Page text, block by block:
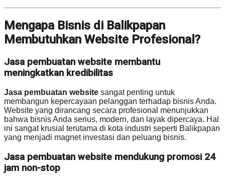
Mengapa Bisnis di Balikpapan
Membutuhkan Website Profesional?
Jasa pembuatan website membantu
meningkatkan kredibilitas
Jasa pembuatan website sangat penting untuk
membangun kepercayaan pelanggan terhadap bisnis Anda.
Website yang dirancang secara profesional menunjukkan
bahwa bisnis Anda serius, modern, dan layak dipercaya. Hal
ini sangat krusial terutama di kota industri seperti Balikpapan
yang menjadi magnet investasi dan peluang bisnis.
Jasa pembuatan website mendukung promosi 24
jam non-stop